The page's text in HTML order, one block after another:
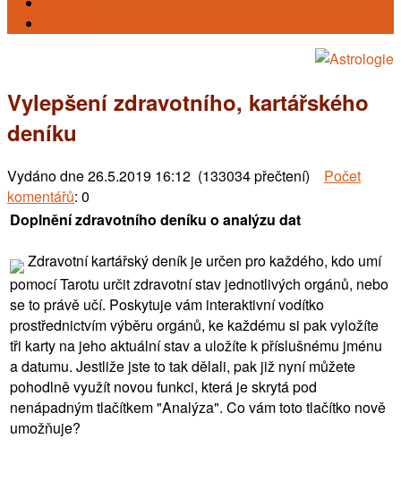
Vylepšení zdravotního, kartářského
deníku
Vydáno dne26.5.2019 16:12 (133034 přečtení) Počet
komentářů: 0
Doplnění zdravotního deníku o analýzu dat
Zdravotní kartářský deník je určen pro každého, kdo umí
pomocí Tarotu určit zdravotní stav jednotlivých orgánů, nebo
se to právě učí. Poskytuje vám interaktivní vodítko
prostřednictvím výběru orgánů, ke každému si pak vyložíte
tři karty na jeho aktuální stav a uložíte k příslušnému jménu
a datumu. Jestliže jste to tak dělali, pak již nyní můžete
pohodlně využít novou funkci, která je skrytá pod
nenápadným tlačítkem "Analýza". Co vám toto tlačítko nově
umožňuje?